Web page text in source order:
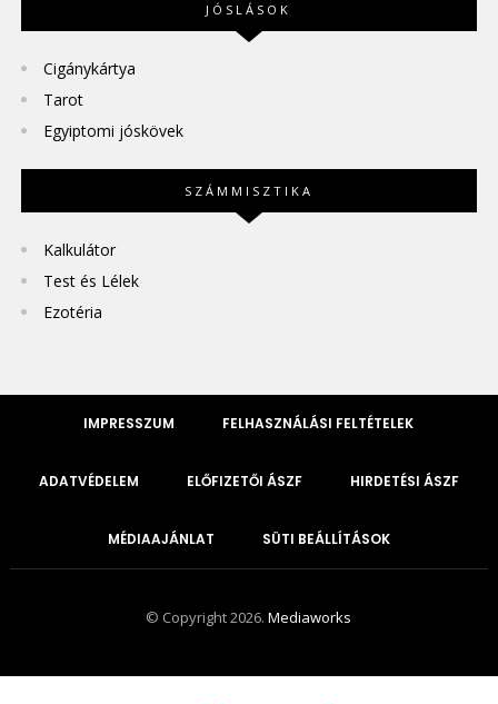
JÓSLÁSOK
Cigánykártya
Tarot
Egyiptomi jóskövek
SZÁMMISZTIKA
Kalkulátor
Test és Lélek
Ezotéria
IMPRESSZUM FELHASZNÁLÁSI FELTÉTELEK
ADATVÉDELEM ELŐFIZETŐI ÁSZF HIRDETÉSI ÁSZF
MÉDIAAJÁNLAT SÜTI BEÁLLÍTÁSOK
© Copyright 2026.Mediaworks